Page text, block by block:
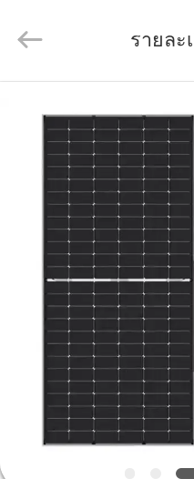
ผลิตภัณฑ์
วิดีโอ
เกี่ยว
ทัวร์
FUZHOU
THINMAX
SOLAR
All
รายละ